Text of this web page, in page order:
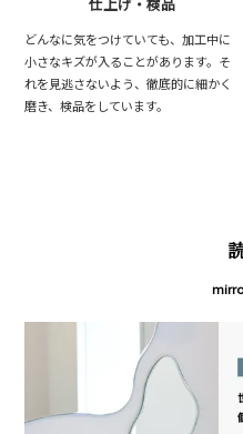
仕上げ・検品
どんなに気をつけていても、加工中に
小さなキズが入ることがあります。そ
れを見逃さないよう、徹底的に細かく
磨き、検品をしています。